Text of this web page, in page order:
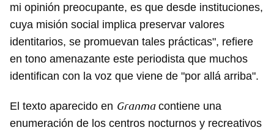
mi opinión preocupante, es que desde instituciones,
cuya misión social implica preservar valores
identitarios, se promuevan tales prácticas", refiere
en tono amenazante este periodista que muchos
identifican con la voz que viene de "por allá arriba".
El texto aparecido en Granmacontiene una
enumeración de los centros nocturnos y recreativos